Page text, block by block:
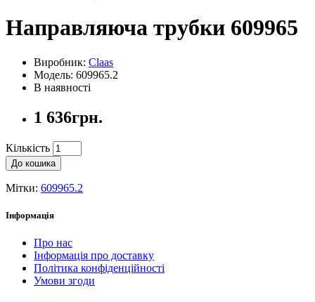
Направляюча трубки 609965
Виробник: Claas
Модель: 609965.2
В наявності
1 636грн.
Кількість
До кошика
Мітки: 609965.2
Інформація
Про нас
Інформація про доставку
Політика конфіденційності
Умови згоди